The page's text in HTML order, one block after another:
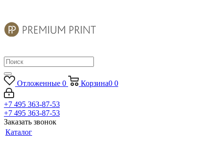
Отложенные 0 Корзина0 0
+7 495 363-87-53
+7 495 363-87-53
Заказать звонок
Каталог